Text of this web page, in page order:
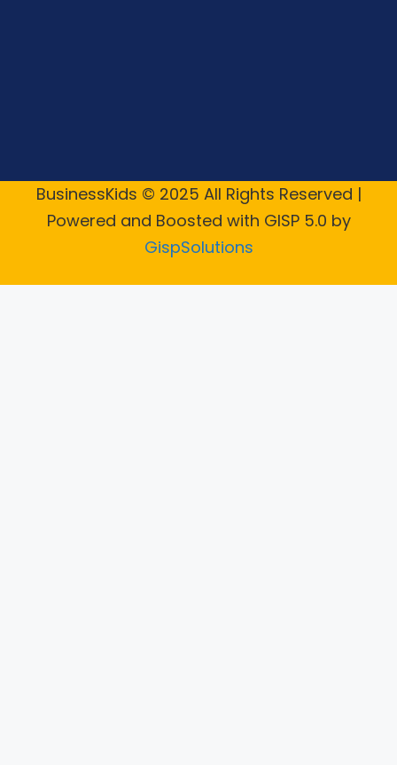
BusinessKids © 2025 All Rights Reserved |
Powered and Boosted with GISP 5.0 by
GispSolutions